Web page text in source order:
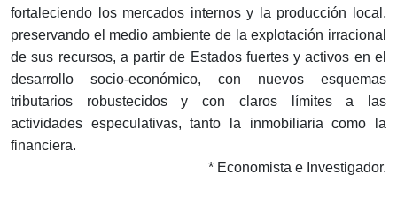
fortaleciendo los mercados internos y la producción local,
preservando el medio ambiente de la explotación irracional
de sus recursos, a partir de Estados fuertes y activos en el
desarrollo socio-económico, con nuevos esquemas
tributarios robustecidos y con claros límites a las
actividades especulativas, tanto la inmobiliaria como la
financiera.
* Economista e Investigador.